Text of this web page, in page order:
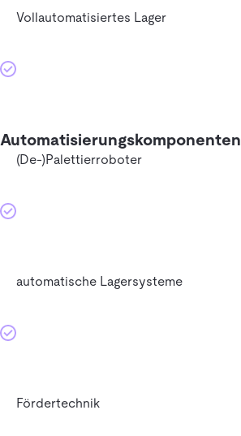
Vollautomatisiertes Lager
Automatisierungskomponenten
(De-)Palettierroboter
automatische Lagersysteme
Fördertechnik